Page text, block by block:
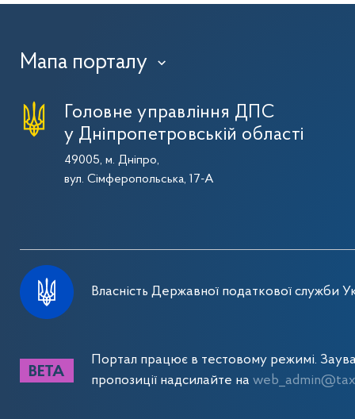
Мапа порталу ›
Головне управління ДПС
у Дніпропетровській області
49005, м. Дніпро,
вул. Сімферопольська, 17-А
Власність Державної податкової служби
Портал працює в тестовому режимі.
пропозиції надсилайте на